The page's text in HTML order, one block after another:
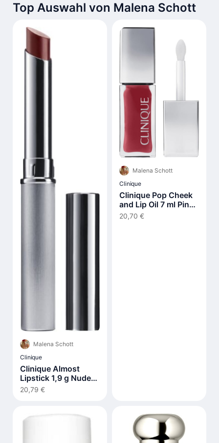
Top Auswahl von Malena Schott
Malena Schott
Clinique
Clinique Almost
Lipstick 1,9 g Nude
Honey
20,79 €
Malena Schott
Clinique
Clinique Pop Cheek
and Lip Oil 7 ml Pink
Honey
20,70 €